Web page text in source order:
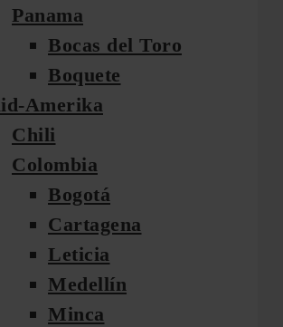
Panama
Bocas del Toro
Boquete
Amerika
Chili
Colombia
Bogotá
Cartagena
Leticia
Medellín
Minca